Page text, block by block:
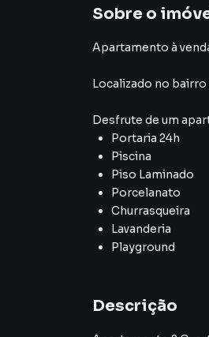
Sobre o
Apartamento à
Localizado no bairro
Desfrute de um
Portaria 24h
Piscina
Piso Laminado
Porcelanato
Churrasqueira
Lavanderia
Playground
Descrição